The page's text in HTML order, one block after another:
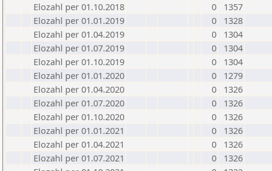
Elozahl per 01.10.2018
0
1357
Elozahl per 01.01.2019
0
1328
Elozahl per 01.04.2019
0
1304
Elozahl per 01.07.2019
0
1304
Elozahl per 01.10.2019
0
1304
Elozahl per 01.01.2020
0
1279
Elozahl per 01.04.2020
0
1326
Elozahl per 01.07.2020
0
1326
Elozahl per 01.10.2020
0
1326
Elozahl per 01.01.2021
0
1326
Elozahl per 01.04.2021
0
1326
Elozahl per 01.07.2021
0
1326